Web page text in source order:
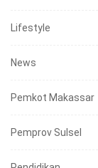
Lifestyle
News
Pemkot Makassar
Pemprov Sulsel